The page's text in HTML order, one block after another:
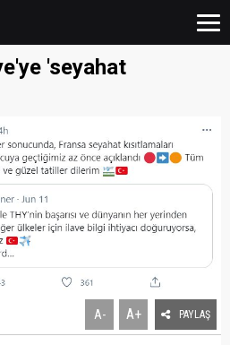
'seyahat
A- A+ PAYLAŞ